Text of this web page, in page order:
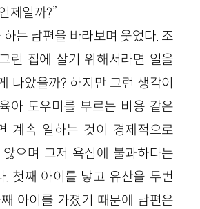
제일까?”
는 남편을 바라보며 웃었다. 조
런 집에 살기 위해서라면 일을
나았을까? 하지만 그런 생각이
아 도우미를 부르는 비용 같은
계속 일하는 것이 경제적으로
으며 그저 욕심에 불과하다는
. 첫째 아이를 낳고 유산을 두번
아이를 가졌기 때문에 남편은